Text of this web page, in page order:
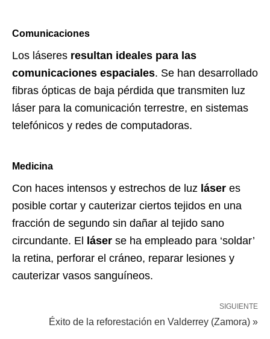
Comunicaciones
Los láseres resultan ideales para las
comunicaciones espaciales. Se han desarrollado
fibras ópticas de baja pérdida que transmiten luz
láser para la comunicación terrestre, en sistemas
telefónicos y redes de computadoras.
Medicina
Con haces intensos y estrechos de luz láser es
posible cortar y cauterizar ciertos tejidos en una
fracción de segundo sin dañar al tejido sano
circundante. El láser se ha empleado para ‘soldar’
la retina, perforar el cráneo, reparar lesiones y
cauterizar vasos sanguíneos.
SIGUIENTE
Éxito de la reforestación en Valderrey (Zamora) »